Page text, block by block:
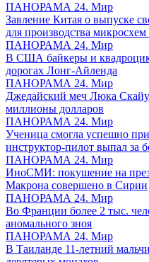
ПАНОРАМА 24. Мир
Завление Китая о выпуске
для производства
ПАНОРАМА 24. Мир
В США байкеры и
дорогах Лонг-Айленда
ПАНОРАМА 24. Мир
Джедайский меч Люка
миллионы долларов
ПАНОРАМА 24. Мир
Ученица смогла успешно
инструктор-пилот выпал за
ПАНОРАМА 24. Мир
ИноСМИ: покушение на
Макрона совершено в Сирии
ПАНОРАМА 24. Мир
Во Франции более 2 тыс.
аномального зноя
ПАНОРАМА 24. Мир
В Таиланде 11-летний